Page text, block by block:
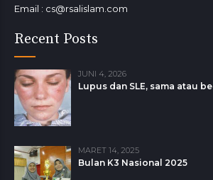
Email : cs@rsalislam.com
Recent Posts
JUNI 4, 2026
Lupus dan SLE, sama atau
MARET 14, 2025
Bulan K3 Nasional 2025